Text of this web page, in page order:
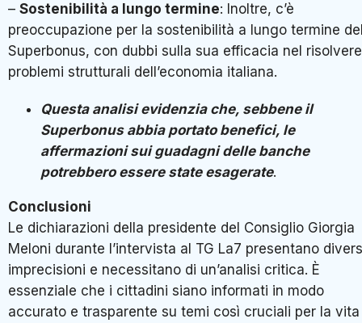
– Sostenibilità a lungo termine: Inoltre, c’è
preoccupazione per la sostenibilità a lungo termine
Superbonus, con dubbi sulla sua efficacia nel risolvere
problemi strutturali dell’economia italiana.
Questa analisi evidenzia che, sebbene il
Superbonus abbia portato benefici, le
affermazioni sui guadagni delle banche
potrebbero essere state esagerate.
Conclusioni
Le dichiarazioni della presidente del Consiglio Giorgia
Meloni durante l’intervista al TG La7 presentano
imprecisioni e necessitano di un’analisi critica. È
essenziale che i cittadini siano informati in modo
accurato e trasparente su temi così cruciali per la vita